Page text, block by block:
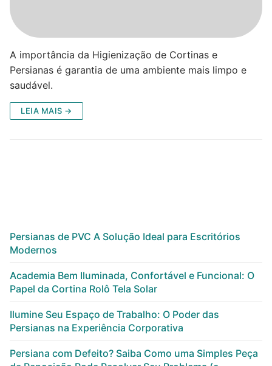
A importância da Higienização de Cortinas e
Persianas é garantia de uma ambiente mais limpo e
saudável.
LEIA MAIS →
Persianas de PVC A Solução Ideal para Escritórios
Modernos
Academia Bem Iluminada, Confortável e Funcional: O
Papel da Cortina Rolô Tela Solar
Ilumine Seu Espaço de Trabalho: O Poder das
Persianas na Experiência Corporativa
Persiana com Defeito? Saiba Como uma Simples Peça